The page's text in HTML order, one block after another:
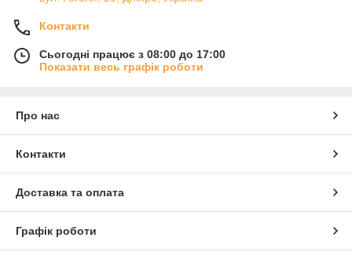
Контакти
Сьогодні працює з 08:00 до 17:00
Показати весь графік роботи
Про нас
Контакти
Доставка та оплата
Графік роботи